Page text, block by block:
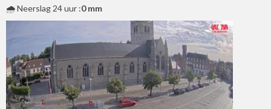
🌧️ Neerslag 24 uur :0 mm